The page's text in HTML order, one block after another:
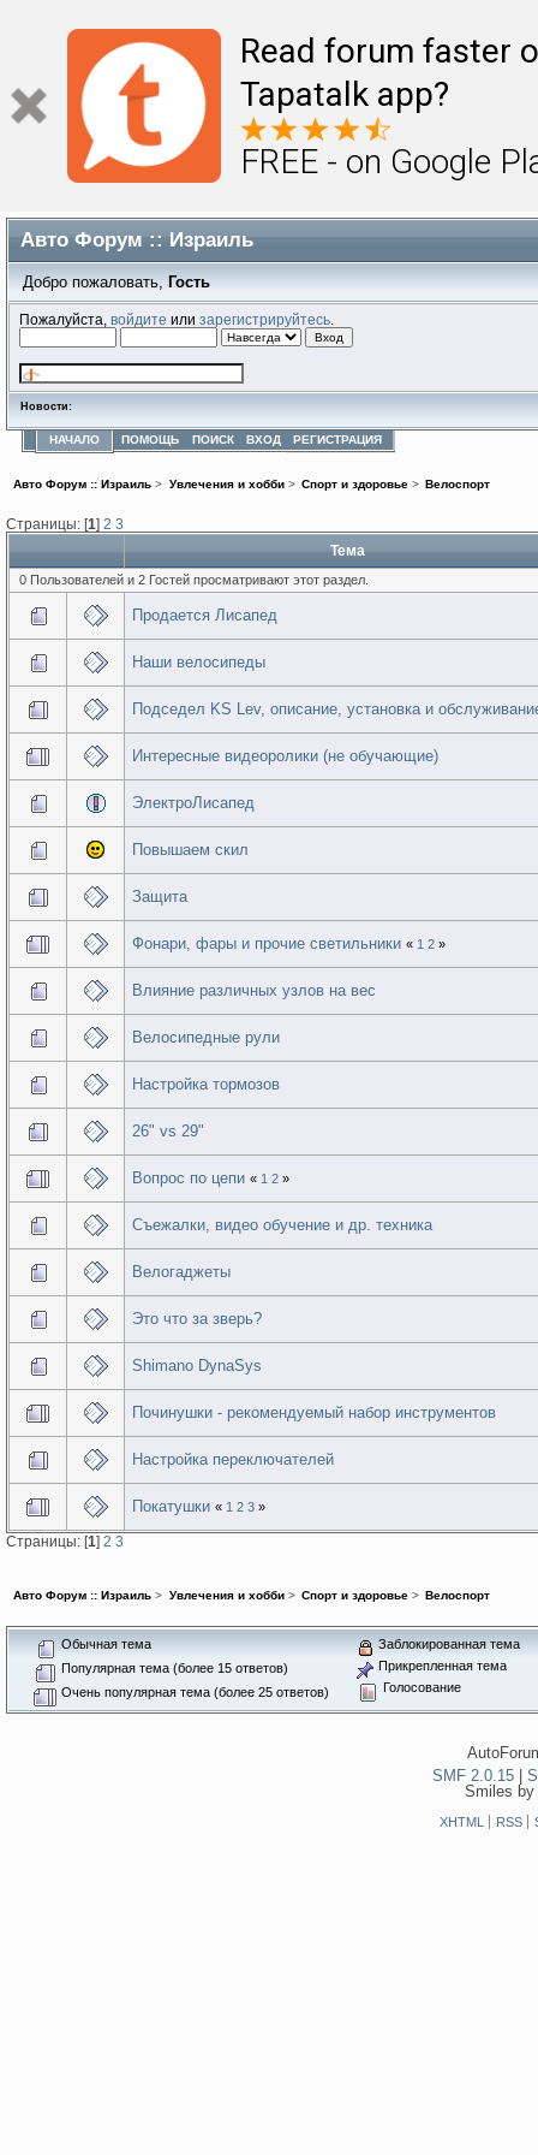
Read forum faster
Tapatalk app?
FREE - on Google
Авто Форум :: Израиль
Добро пожаловать, Гость
Пожалуйста,войдите илизарегистрируйтесь
Новости:
НАЧАЛО ПОМОЩЬ ПОИСК ВХОД РЕГИСТРАЦИЯ
Авто Форум :: Израиль > Увлечения и хобби> Спорт и здоровье> Велоспорт
Страницы: [1] 2 3
Тема
0 Пользователей и 2 Гостей просматривают этот раздел.
Продается Лисапед
Наши велосипеды
Подседел KS Lev, описание, установка и
Интересные видеоролики (не обучающие)
ЭлектроЛисапед
Повышаем скил
Защита
Фонари, фары и прочие светильники « 1 2 »
Влияние различных узлов на вес
Велосипедные рули
Настройка тормозов
26" vs 29"
Вопрос по цепи « 1 2 »
Съежалки, видео обучение и др. техника
Велогаджеты
Это что за зверь?
Shimano DynaSys
Починушки - рекомендуемый набор инструментов
Настройка переключателей
Покатушки « 1 2 3 »
Страницы: [1] 2 3
Авто Форум :: Израиль > Увлечения и хобби> Спорт и здоровье> Велоспорт
Обычная тема
Популярная тема (более 15 ответов)
Очень популярная тема (более 25 ответов)
Заблокированная тема
Прикрепленная тема
Голосование
SMF 2.0.15
Smiles
XHTML RSS